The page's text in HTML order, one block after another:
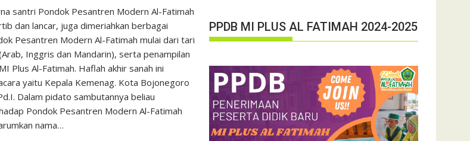
santri Pondok Pesantren Modern Al-Fatimah
dan lancar, juga dimeriahkan berbagai
Pesantren Modern Al-Fatimah mulai dari tari
Inggris dan Mandarin), serta penampilan
Plus Al-Fatimah. Haflah akhir sanah ini
yaitu Kepala Kemenag. Kota Bojonegoro
Dalam pidato sambutannya beliau
Pondok Pesantren Modern Al-Fatimah
nama…
PPDB MI PLUS AL FATIMAH 2024-2025